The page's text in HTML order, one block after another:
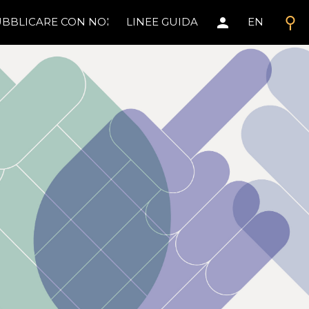
search
CON NOI LINEE GUIDA person EN